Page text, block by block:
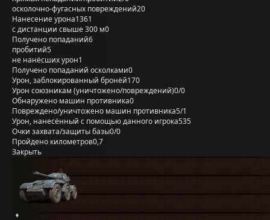
осколочно-фугасных повреждений20
Нанесение урона1361
с дистанции свыше 300 м0
Получено попаданий6
пробитий5
не нанёсших урон1
Получено попаданий осколками0
Урон, заблокированный бронёй170
Урон союзникам (уничтожено/повреждений)0/0
Обнаружено машин противника0
Повреждено/уничтожено машин противника5/1
Урон, нанесённый с помощью данного игрока535
Очки захвата/защиты базы0/0
Пройдено километров0,7
Закрыть